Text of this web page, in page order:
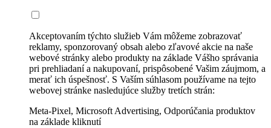
Akceptovaním týchto služieb Vám môžeme zobrazovať
reklamy, sponzorovaný obsah alebo zľavové akcie na naše
webové stránky alebo produkty na základe Vášho správania
pri prehliadaní a nakupovaní, prispôsobené Vašim záujmom, a
merať ich úspešnosť. S Vaším súhlasom používame na tejto
webovej stránke nasledujúce služby tretích strán:
Meta-Pixel, Microsoft Advertising, Odporúčania produktov
na základe kliknutí